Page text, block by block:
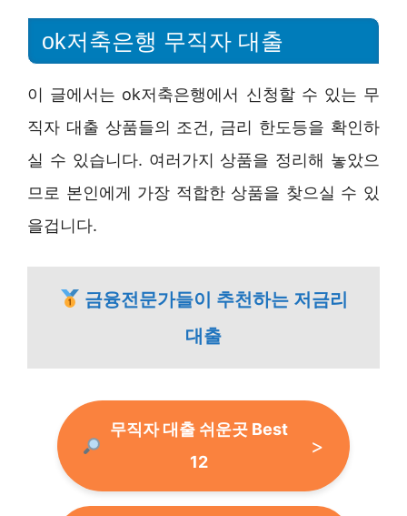
ok저축은행 무직자 대출
이 글에서는 ok저축은행에서 신청할 수 있는 무
직자 대출 상품들의 조건, 금리 한도등을 확인하
실 수 있습니다. 여러가지 상품을 정리해 놓았으
므로 본인에게 가장 적합한 상품을 찾으실 수 있
을겁니다.
금융전문가들이 추천하는 저금리
대출
무직자 대출 쉬운곳 Best
12